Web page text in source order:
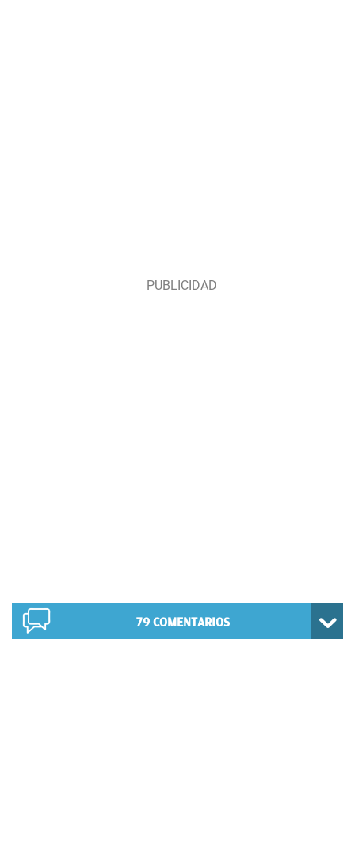
79 COMENTARIOS